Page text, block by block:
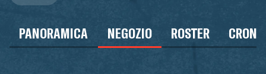
PANORAMICA NEGOZIO ROSTER